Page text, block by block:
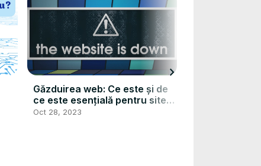
Găzduirea web: Ce este și de
ce este esențială pentru site-
ul tău web?
Oct 28, 2023
chevron_right